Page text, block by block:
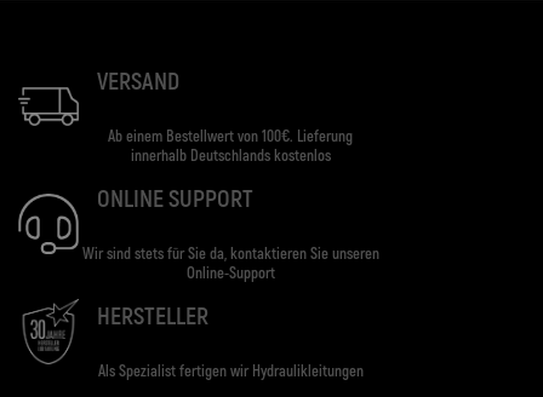
VERSAND
Ab einem Bestellwert von 100€. Lieferung
innerhalb Deutschlands kostenlos
ONLINE SUPPORT
Wir sind stets für Sie da, kontaktieren Sie unseren
Online-Support
HERSTELLER
Als Spezialist fertigen wir Hydraulikleitungen